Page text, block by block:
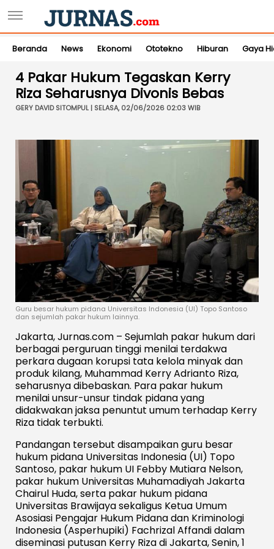
Beranda News Ekonomi Ototekno Hiburan Gaya
4 Pakar Hukum Tegaskan Kerry
Riza Seharusnya Divonis Bebas
GERY DAVID SITOMPUL | SELASA, 02/06/2026 02:03 WIB
Guru besar hukum pidana Universitas Indonesia (UI) Topo Santoso
dan sejumlah pakar hukum lainnya.
Jakarta, Jurnas.com – Sejumlah pakar hukum dari
berbagai perguruan tinggi menilai terdakwa
perkara dugaan korupsi tata kelola minyak dan
produk kilang, Muhammad Kerry Adrianto Riza,
seharusnya dibebaskan. Para pakar hukum
menilai unsur-unsur tindak pidana yang
didakwakan jaksa penuntut umum terhadap Kerry
Riza tidak terbukti.
Pandangan tersebut disampaikan guru besar
hukum pidana Universitas Indonesia (UI) Topo
Santoso, pakar hukum UI Febby Mutiara Nelson,
pakar hukum Universitas Muhamadiyah Jakarta
Chairul Huda, serta pakar hukum pidana
Universitas Brawijaya sekaligus Ketua Umum
Asosiasi Pengajar Hukum Pidana dan Kriminologi
Indonesia (Asperhupiki) Fachrizal Affandi dalam
diseminasi putusan Kerry Riza di Jakarta, Senin, 1